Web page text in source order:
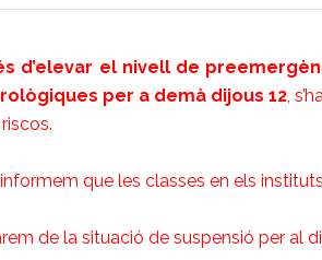
d’elevar el nivell de
per a demà dijous 12,
que les classes en els
de la situació de suspensió per al